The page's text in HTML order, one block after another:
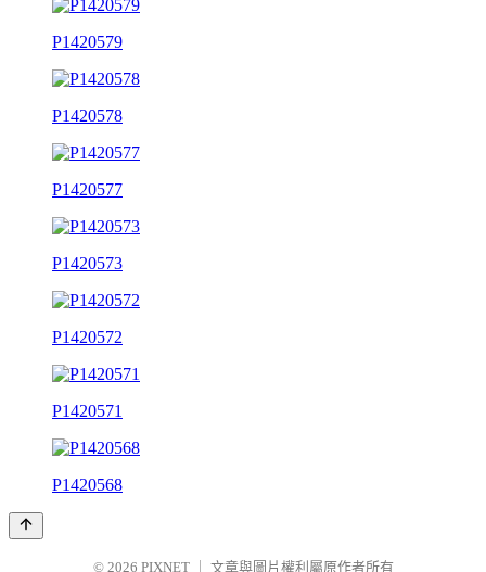
P1420579
P1420578
P1420577
P1420573
P1420572
P1420571
P1420568
© 2026 PIXNET 文章與圖片權利屬原作者所有